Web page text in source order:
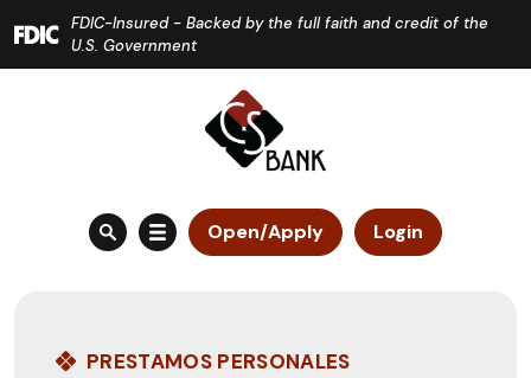
Skip
to
Download
Acrobat
Reader
FDIC-Insured - Backed by the full faith and credit of the
U.S. Government
Open/Apply Login
PRESTAMOS PERSONALES